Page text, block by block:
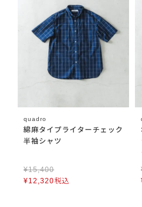
quadro
綿麻タイプライターチェック
半袖シャツ
¥15,400
¥12,320税込